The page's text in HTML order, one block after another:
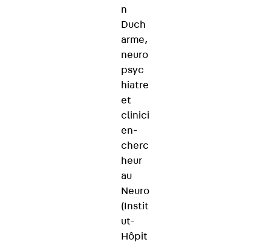
n
Duch
arme,
neuro
psyc
hiatre
et
clinici
en-
cherc
heur
au
Neuro
(Instit
ut-
Hôpit